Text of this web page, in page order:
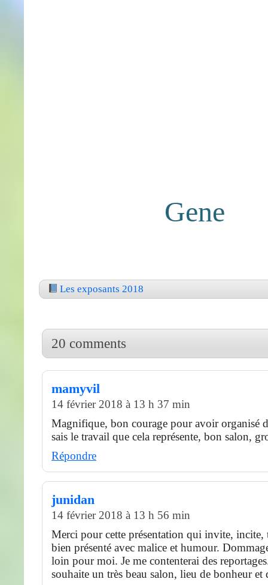
Gene
Les exposants 2018
20 comments
mamyvil
14 février 2018 à 13 h 37 min
Magnifique, bon courage pour avoir organisé
sais le travail que cela représente, bon salon,
Répondre
junidan
14 février 2018 à 13 h 56 min
Merci pour cette présentation qui invite, incite,
bien présenté avec malice et humour.
loin pour moi. Je me contenterai des
souhaite un très beau salon, lieu de bonheur et